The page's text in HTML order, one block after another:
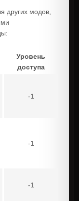
других модов,
Уровень
доступа
-1
-1
-1